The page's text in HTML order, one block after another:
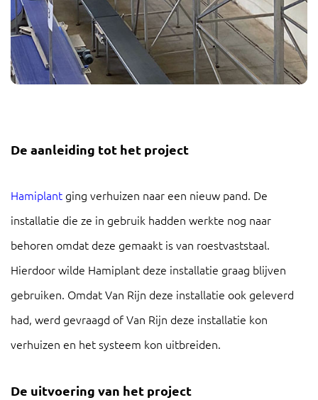
De aanleiding tot het project
Hamiplant ging verhuizen naar een nieuw pand. De
installatie die ze in gebruik hadden werkte nog naar
behoren omdat deze gemaakt is van roestvaststaal.
Hierdoor wilde Hamiplant deze installatie graag blijven
gebruiken. Omdat Van Rijn deze installatie ook geleverd
had, werd gevraagd of Van Rijn deze installatie kon
verhuizen en het systeem kon uitbreiden.
De uitvoering van het project